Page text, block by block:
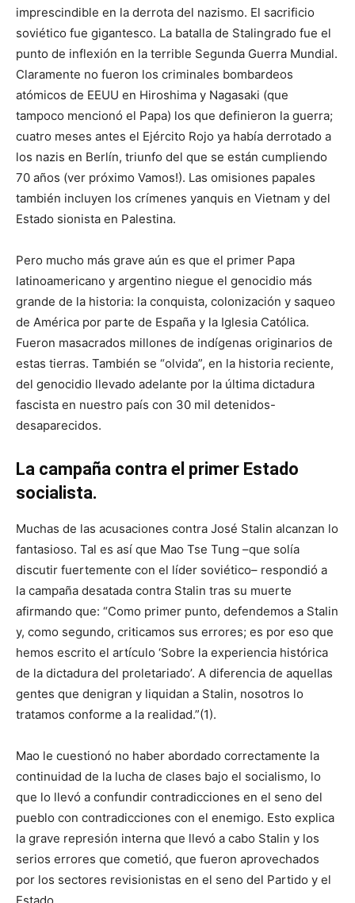
imprescindible en la derrota del nazismo. El sacrificio
soviético fue gigantesco. La batalla de Stalingrado fue el
punto de inflexión en la terrible Segunda Guerra Mundial.
Claramente no fueron los criminales bombardeos
atómicos de EEUU en Hiroshima y Nagasaki (que
tampoco mencionó el Papa) los que definieron la guerra;
cuatro meses antes el Ejército Rojo ya había derrotado a
los nazis en Berlín, triunfo del que se están cumpliendo
70 años (ver próximo Vamos!). Las omisiones papales
también incluyen los crímenes yanquis en Vietnam y del
Estado sionista en Palestina.
Pero mucho más grave aún es que el primer Papa
latinoamericano y argentino niegue el genocidio más
grande de la historia: la conquista, colonización y saqueo
de América por parte de España y la Iglesia Católica.
Fueron masacrados millones de indígenas originarios de
estas tierras. También se “olvida”, en la historia reciente,
del genocidio llevado adelante por la última dictadura
fascista en nuestro país con 30 mil detenidos-
desaparecidos.
La campaña contra el primer Estado
socialista.
Muchas de las acusaciones contra José Stalin alcanzan lo
fantasioso. Tal es así que Mao Tse Tung –que solía
discutir fuertemente con el líder soviético– respondió a
la campaña desatada contra Stalin tras su muerte
afirmando que: “Como primer punto, defendemos a Stalin
y, como segundo, criticamos sus errores; es por eso que
hemos escrito el artículo ‘Sobre la experiencia histórica
de la dictadura del proletariado’. A diferencia de aquellas
gentes que denigran y liquidan a Stalin, nosotros lo
tratamos conforme a la realidad.”(1).
Mao le cuestionó no haber abordado correctamente la
continuidad de la lucha de clases bajo el socialismo, lo
que lo llevó a confundir contradicciones en el seno del
pueblo con contradicciones con el enemigo. Esto explica
la grave represión interna que llevó a cabo Stalin y los
serios errores que cometió, que fueron aprovechados
por los sectores revisionistas en el seno del Partido y el